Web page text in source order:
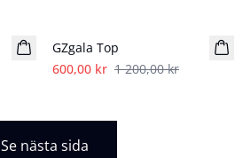
GZgala Top
600,00 kr 1 200,00 kr
Se nästa sida